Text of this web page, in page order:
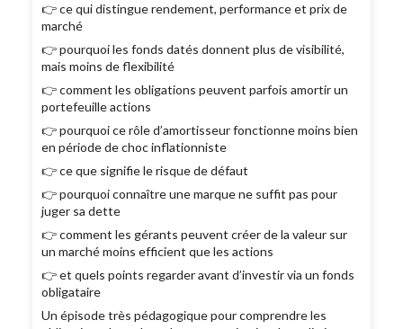
👉 ce qui distingue rendement, performance et prix de
marché
👉 pourquoi les fonds datés donnent plus de visibilité,
mais moins de flexibilité
👉 comment les obligations peuvent parfois amortir un
portefeuille actions
👉 pourquoi ce rôle d’amortisseur fonctionne moins bien
en période de choc inflationniste
👉 ce que signifie le risque de défaut
👉 pourquoi connaître une marque ne suffit pas pour
juger sa dette
👉 comment les gérants peuvent créer de la valeur sur
un marché moins efficient que les actions
👉 et quels points regarder avant d’investir via un fonds
obligataire
Un épisode très pédagogique pour comprendre les